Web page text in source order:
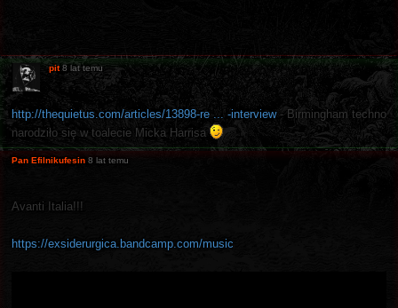
pit 8 lat temu
http://thequietus.com/articles/13898-re ... -interview- Birmingham techno
narodziło się w toalecie Micka Harrisa
Pan Efilnikufesin 8 lat temu
Avanti Italia!!!
https://exsiderurgica.bandcamp.com/music